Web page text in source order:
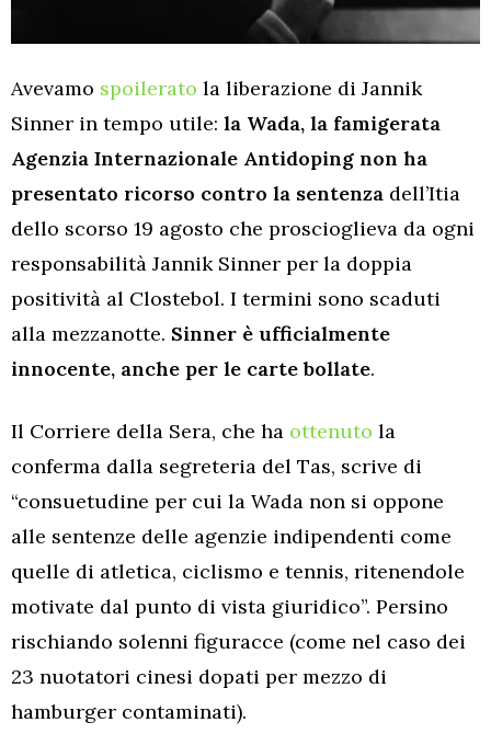
Avevamo spoilerato la liberazione di Jannik
Sinner in tempo utile: la Wada, la famigerata
Agenzia Internazionale Antidoping non ha
presentato ricorso contro la sentenza dell’Itia
dello scorso 19 agosto che proscioglieva da ogni
responsabilità Jannik Sinner per la doppia
positività al Clostebol. I termini sono scaduti
alla mezzanotte. Sinner è ufficialmente
innocente, anche per le carte bollate.
Il Corriere della Sera, che ha ottenuto la
conferma dalla segreteria del Tas, scrive di
“consuetudine per cui la Wada non si oppone
alle sentenze delle agenzie indipendenti come
quelle di atletica, ciclismo e tennis, ritenendole
motivate dal punto di vista giuridico”. Persino
rischiando solenni figuracce (come nel caso dei
23 nuotatori cinesi dopati per mezzo di
hamburger contaminati).